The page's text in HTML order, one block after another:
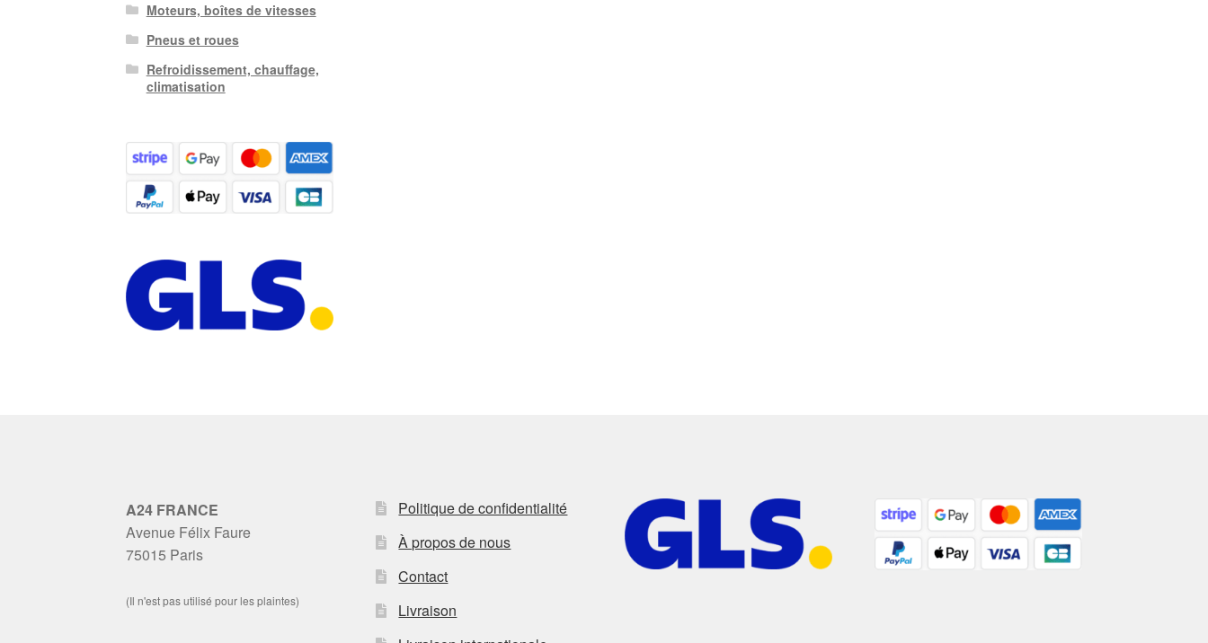
Moteurs, boîtes de vitesses
Pneus et roues
Refroidissement, chauffage,
climatisation
A24 FRANCE
Avenue Félix Faure
75015 Paris
(Il n'est pas utilisé pour les plaintes)
Politique de confidentialité
À propos de nous
Contact
Livraison